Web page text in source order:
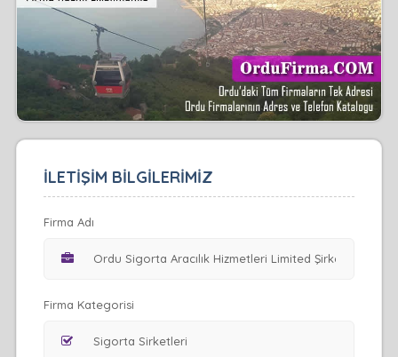
İLETİŞİM BİLGİLERİMİZ
Firma Adı
Firma Kategorisi